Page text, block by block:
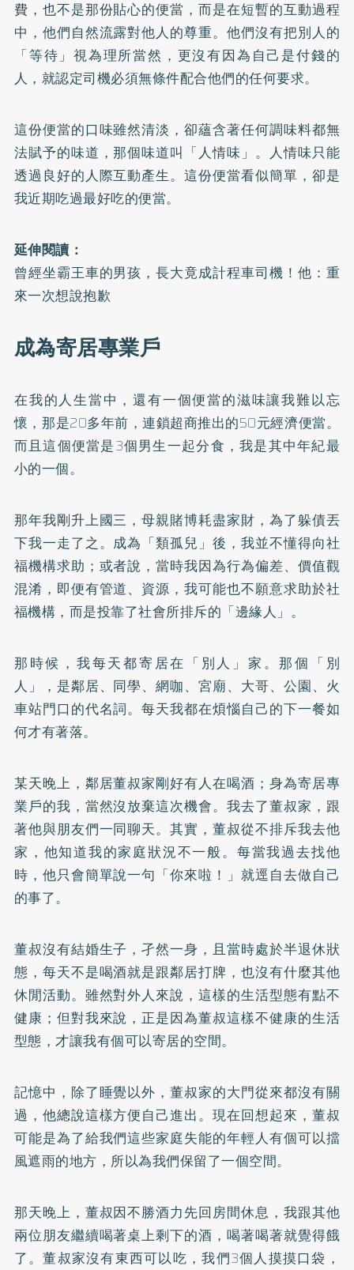
費，也不是那份貼心的便當，而是在短暫的互動過程
中，他們自然流露對他人的尊重。他們沒有把別人的
「等待」視為理所當然，更沒有因為自己是付錢的
人，就認定司機必須無條件配合他們的任何要求。
這份便當的口味雖然清淡，卻蘊含著任何調味料都無
法賦予的味道，那個味道叫「人情味」。人情味只能
透過良好的人際互動產生。這份便當看似簡單，卻是
我近期吃過最好吃的便當。
延伸閱讀：
曾經坐霸王車的男孩，長大竟成計程車司機！他：重
來一次想說抱歉
成為寄居專業戶
在我的人生當中，還有一個便當的滋味讓我難以忘
懷，那是20多年前，連鎖超商推出的50元經濟便當。
而且這個便當是3個男生一起分食，我是其中年紀最
小的一個。
那年我剛升上國三，母親賭博耗盡家財，為了躲債丟
下我一走了之。成為「類孤兒」後，我並不懂得向社
福機構求助；或者說，當時我因為行為偏差、價值觀
混淆，即便有管道、資源，我可能也不願意求助於社
福機構，而是投靠了社會所排斥的「邊緣人」。
那時候，我每天都寄居在「別人」家。那個「別
人」，是鄰居、同學、網咖、宮廟、大哥、公園、火
車站門口的代名詞。每天我都在煩惱自己的下一餐如
何才有著落。
某天晚上，鄰居董叔家剛好有人在喝酒；身為寄居專
業戶的我，當然沒放棄這次機會。我去了董叔家，跟
著他與朋友們一同聊天。其實，董叔從不排斥我去他
家，他知道我的家庭狀況不一般。每當我過去找他
時，他只會簡單說一句「你來啦！」就逕自去做自己
的事了。
董叔沒有結婚生子，孑然一身，且當時處於半退休狀
態，每天不是喝酒就是跟鄰居打牌，也沒有什麼其他
休閒活動。雖然對外人來說，這樣的生活型態有點不
健康；但對我來說，正是因為董叔這樣不健康的生活
型態，才讓我有個可以寄居的空間。
記憶中，除了睡覺以外，董叔家的大門從來都沒有關
過，他總說這樣方便自己進出。現在回想起來，董叔
可能是為了給我們這些家庭失能的年輕人有個可以擋
風遮雨的地方，所以為我們保留了一個空間。
那天晚上，董叔因不勝酒力先回房間休息，我跟其他
兩位朋友繼續喝著桌上剩下的酒，喝著喝著就覺得餓
了。董叔家沒有東西可以吃，我們3個人摸摸口袋，